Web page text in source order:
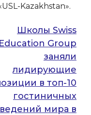
Kazakhstan».
Школы Swiss
Education Group
заняли
лидирующие
в топ-10
гостиничных
мира в